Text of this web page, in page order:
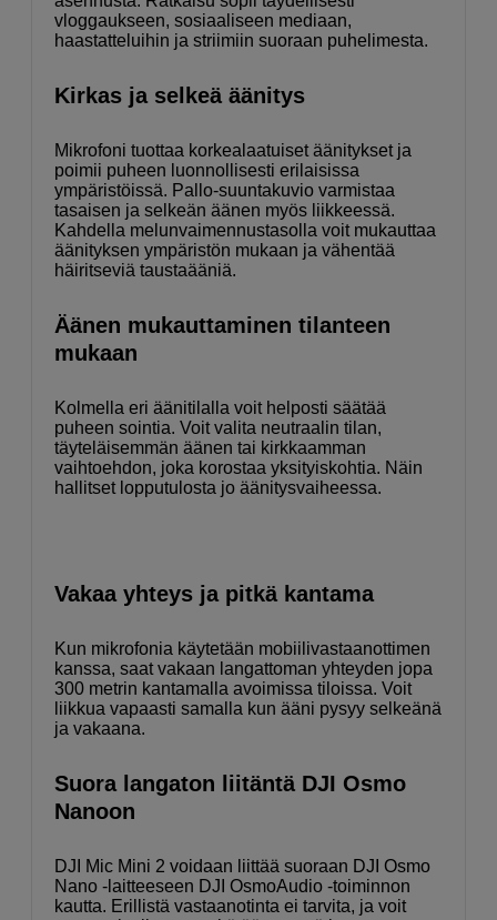
vloggaukseen, sosiaaliseen mediaan,
haastatteluihin ja striimiin suoraan puhelimesta.
Kirkas ja selkeä äänitys
Mikrofoni tuottaa korkealaatuiset äänitykset ja
poimii puheen luonnollisesti erilaisissa
ympäristöissä. Pallo-suuntakuvio varmistaa
tasaisen ja selkeän äänen myös liikkeessä.
Kahdella melunvaimennustasolla voit mukauttaa
äänityksen ympäristön mukaan ja vähentää
häiritseviä taustaääniä.
Äänen mukauttaminen tilanteen
mukaan
Kolmella eri äänitilalla voit helposti säätää
puheen sointia. Voit valita neutraalin tilan,
täyteläisemmän äänen tai kirkkaamman
vaihtoehdon, joka korostaa yksityiskohtia. Näin
hallitset lopputulosta jo äänitysvaiheessa.
Vakaa yhteys ja pitkä kantama
Kun mikrofonia käytetään mobiilivastaanottimen
kanssa, saat vakaan langattoman yhteyden jopa
300 metrin kantamalla avoimissa tiloissa. Voit
liikkua vapaasti samalla kun ääni pysyy selkeänä
ja vakaana.
Suora langaton liitäntä DJI Osmo
Nanoon
DJI Mic Mini 2 voidaan liittää suoraan DJI Osmo
Nano -laitteeseen DJI OsmoAudio -toiminnon
kautta. Erillistä vastaanotinta ei tarvita, ja voit